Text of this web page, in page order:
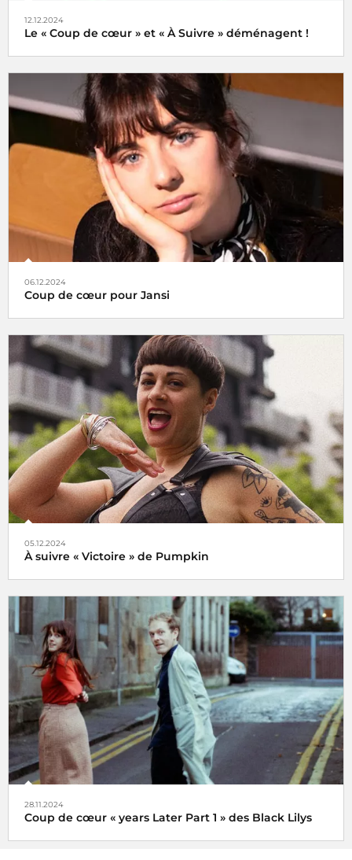
12.12.2024
Le « Coup de cœur » et « À Suivre » déménagent !
Tels des oiseaux migrateurs à partir du lundi 16 décembre
2024 retrouvez nos rubriquesCoup de cœur
non plus ici (sur radiofrance.com) mais là, à savoir sur la
plateforme
06.12.2024
Coup de cœur pour Jansi
Le choix de Jansi
05.12.2024
À suivre « Victoire » de Pumpkin
Veni, vidi, vici !
28.11.2024
Coup de cœur « years Later Part 1 » des Black Lilys